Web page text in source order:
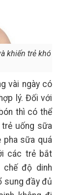
khiến trẻ khó
vài ngày có
lý. Đối với
thì có thể
uống sữa
pha sữa quá
các trẻ bắt
độ dinh
sung đầy đủ